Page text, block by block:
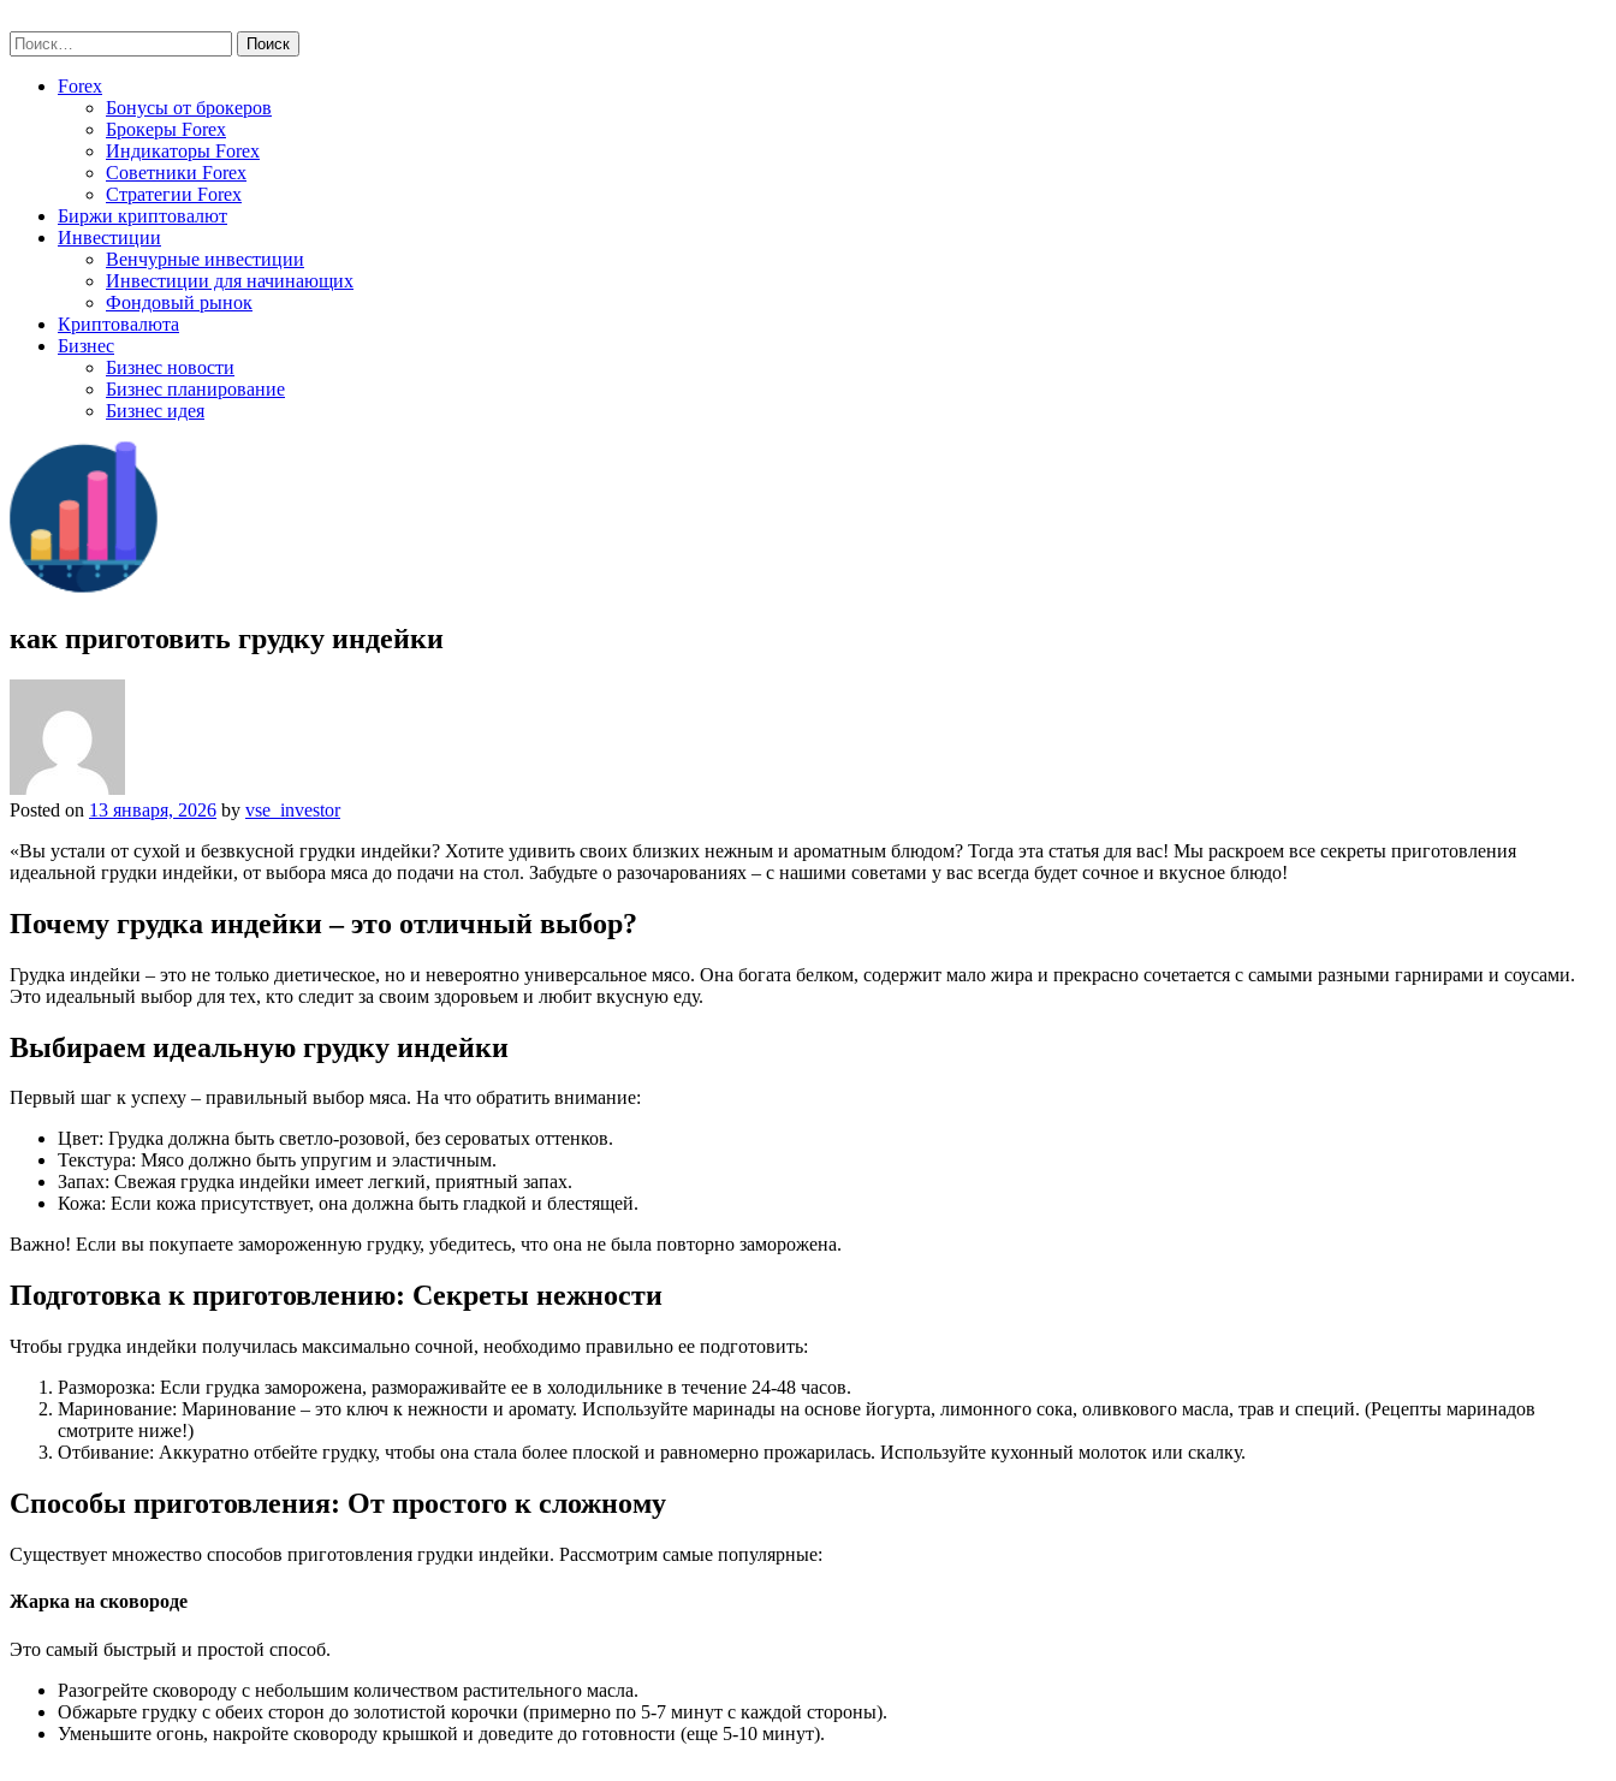
to
content
Найти:
Forex
Бонусы от брокеров
Брокеры Forex
Индикаторы Forex
Советники Forex
Стратегии Forex
Биржи криптовалют
Инвестиции
Венчурные инвестиции
Инвестиции для начинающих
Фондовый рынок
Криптовалюта
Бизнес
Бизнес новости
Бизнес планирование
Бизнес идея
как приготовить грудку индейки
Posted on 13 января, 2026 by vse_investor
«Вы устали от сухой и безвкусной грудки индейки? Хотите удивить своих близких нежным и ароматным блюдом? Тогда эта статья для вас! Мы раскроем все секреты приготовления
идеальной грудки индейки, от выбора мяса до подачи на стол. Забудьте о разочарованиях – с нашими советами у вас всегда будет сочное и вкусное блюдо!
Почему грудка индейки – это отличный выбор?
Грудка индейки – это не только диетическое, но и невероятно универсальное мясо. Она богата белком, содержит мало жира и прекрасно сочетается с самыми разными гарнирами и соусами.
Это идеальный выбор для тех, кто следит за своим здоровьем и любит вкусную еду.
Выбираем идеальную грудку индейки
Первый шаг к успеху – правильный выбор мяса. На что обратить внимание:
Цвет: Грудка должна быть светло-розовой, без сероватых оттенков.
Текстура: Мясо должно быть упругим и эластичным.
Запах: Свежая грудка индейки имеет легкий, приятный запах.
Кожа: Если кожа присутствует, она должна быть гладкой и блестящей.
Важно! Если вы покупаете замороженную грудку, убедитесь, что она не была повторно заморожена.
Подготовка к приготовлению: Секреты нежности
Чтобы грудка индейки получилась максимально сочной, необходимо правильно ее подготовить:
Разморозка: Если грудка заморожена, размораживайте ее в холодильнике в течение 24-48 часов.
Маринование: Маринование – это ключ к нежности и аромату. Используйте маринады на основе йогурта, лимонного сока, оливкового масла, трав и специй. (Рецепты маринадов
смотрите ниже!)
Отбивание: Аккуратно отбейте грудку, чтобы она стала более плоской и равномерно прожарилась. Используйте кухонный молоток или скалку.
Способы приготовления: От простого к сложному
Существует множество способов приготовления грудки индейки. Рассмотрим самые популярные:
Жарка на сковороде
Это самый быстрый и простой способ.
Разогрейте сковороду с небольшим количеством растительного масла.
Обжарьте грудку с обеих сторон до золотистой корочки (примерно по 5-7 минут с каждой стороны).
Уменьшите огонь, накройте сковороду крышкой и доведите до готовности (еще 5-10 минут).